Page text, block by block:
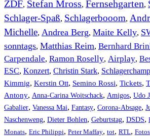
ZDF, Stefan Mross, Fernsehgarten,
Schlager-Spaß, Schlagerbooom,
Michelle, Andrea Berg, Maite Kelly,
sonntags, Matthias Reim, Bernhard
Carpendale, Ramon Roselly, Airplay,
ESC, Konzert, Christin Stark,
Kimmig, Kerstin Ott, Semino Rossi, Tickets,
Antony, Anna-Carina Woitschack, Amigos, Udo
Gabalier, Vanessa Mai, Fantasy, Corona-Absage,
Naschenweng, Dieter Bohlen, Geburtstag, DSDS,
Monats, Eric Philippi, Peter Maffay, tot, RTL, Fotos